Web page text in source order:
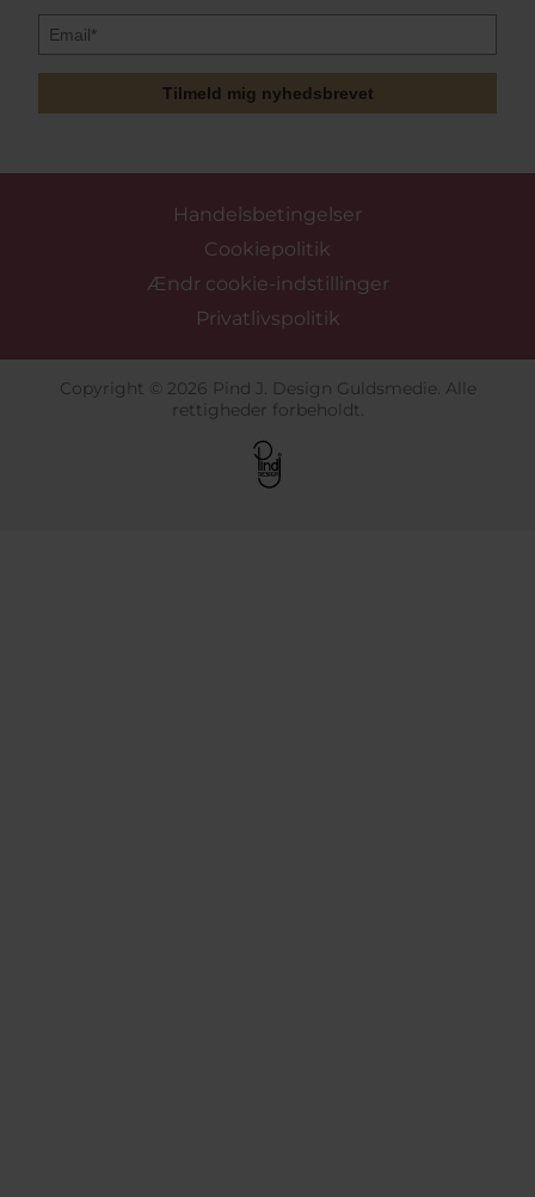
Tilmeld mig nyhedsbrevet
Handelsbetingelser
Cookiepolitik
Ændr cookie-indstillinger
Privatlivspolitik
Copyright © 2026 Pind J. Design Guldsmedie. Alle
rettigheder forbeholdt.